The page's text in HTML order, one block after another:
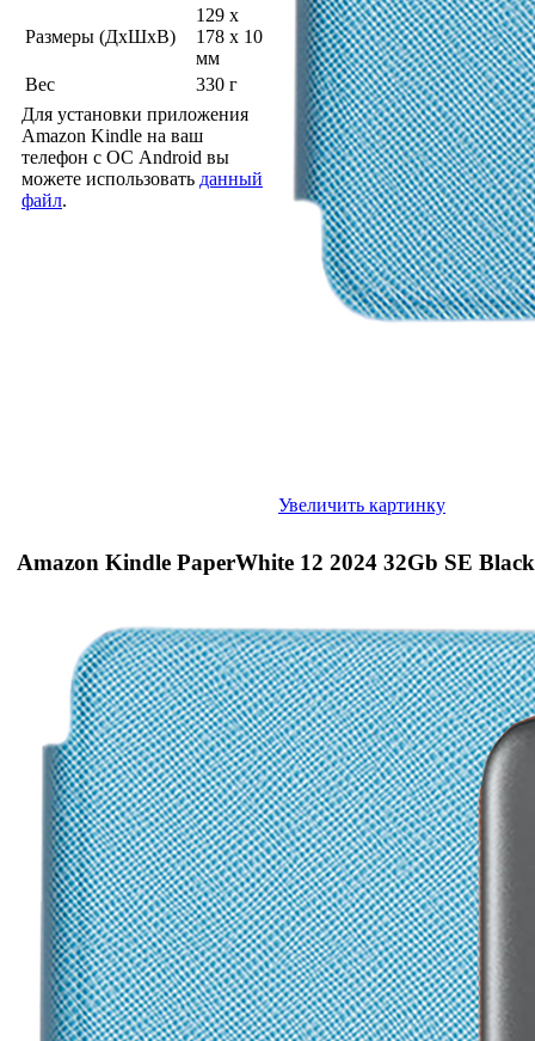
Размеры (ДхШхВ)
129 x
178 x 10
мм
Вес
330 г
Для установки приложения
Amazon Kindle на ваш
телефон с ОС Android вы
можете использовать данный
файл.
Увеличить картинку
Amazon Kindle PaperWhite 12 2024 32Gb SE